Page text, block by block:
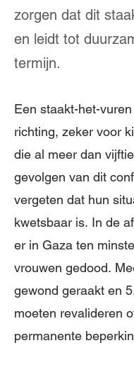
zorgen dat dit
en leidt tot
termijn.
Een staakt-het-
richting, zeker voor
die al meer dan
gevolgen van dit
vergeten dat hun
kwetsbaar is. In de
er in Gaza ten
vrouwen gedood.
gewond geraakt en
moeten revalideren
permanente